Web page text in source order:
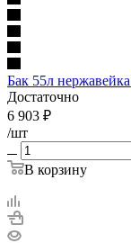
Бак 55л
Достаточно
6 903 ₽
/шт
В корзину